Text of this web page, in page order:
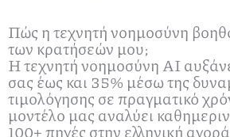
Πώς η τεχνητή νοημοσύνη
των κρατήσεών μου;
Η τεχνητή νοημοσύνη ΑΙ
σας έως και 35% μέσω της
τιμολόγησης σε πραγματικό
μοντέλο μας αναλύει
100+ πηγές στην ελληνική